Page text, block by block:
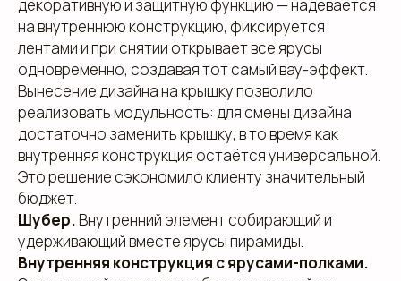
декоративную и защитную функцию — надевается
на внутреннюю конструкцию, фиксируется
лентами и при снятии открывает все ярусы
одновременно, создавая тот самый вау-эффект.
Вынесение дизайна на крышку позволило
реализовать модульность: для смены дизайна
достаточно заменить крышку, в то время как
внутренняя конструкция остаётся универсальной.
Это решение сэкономило клиенту значительный
бюджет.
Шубер.Внутренний элемент собирающий и
удерживающий вместе ярусы пирамиды.
Внутренняя конструкция с ярусами-полками.